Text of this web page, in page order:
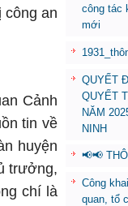
công an
Cảnh
tin về
huyện
trưởng,
chí là
công tác
mới
QUYẾT
QUYẾT
NĂM
NINH
📢📢
Công
quan, tổ